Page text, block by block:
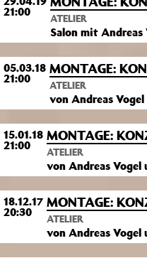
21:00 ATELIER
Salon mit
05.03.18
21:00
MONTAGE:
ATELIER
von Andreas
15.01.18
21:00
MONTAGE:
ATELIER
von Andreas Vogel
18.12.17
20:30
MONTAGE:
ATELIER
von Andreas Vogel